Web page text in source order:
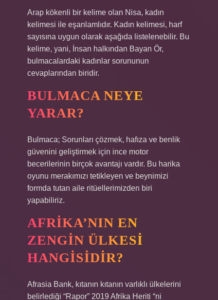
Arap kökenli bir kelime olan Nisa, kadın
kelimesi ile eşanlamlıdır. Kadın kelimesi, harf
sayısına uygun olarak aşağıda listelenebilir. Bu
kelime, yani, İnsan halkından Bayan Ör,
bulmacalardaki kadınlar sorununun
cevaplarından biridir.
BULMACA NEYE
YARAR?
Bulmaca; Sorunları çözmek, hafıza ve benlik
güvenini geliştirmek için ince motor
becerilerinin birçok avantajı vardır. Bu harika
oyunu merakımızı tetikleyen ve beynimizi
formda tutan aile ritüellerimizden biri
yapabiliriz.
AFRIKA’NIN EN
ZENGIN ÜLKESI
HANGISIDIR?
Afrasia Bank, kıtanın kıtanın varlıklı ülkelerini
belirlediği “Rapor” 2019 Afrika Heriti “ni